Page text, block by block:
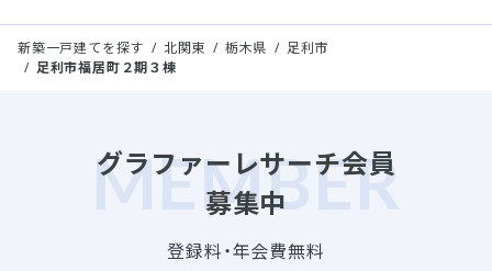
新築一戸建てを探す 北関東 栃木県
足利市
足利市福居町２期３棟
グラファーレサーチ会員
募集中
登録料・年会費無料